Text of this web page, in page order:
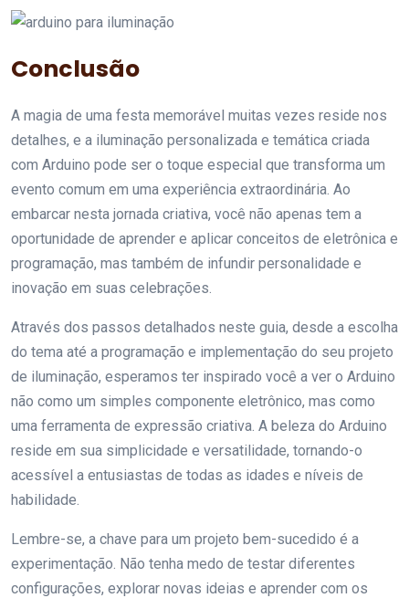
Conclusão
A magia de uma festa memorável muitas vezes reside nos
detalhes, e a iluminação personalizada e temática criada
com Arduino pode ser o toque especial que transforma um
evento comum em uma experiência extraordinária. Ao
embarcar nesta jornada criativa, você não apenas tem a
oportunidade de aprender e aplicar conceitos de eletrônica e
programação, mas também de infundir personalidade e
inovação em suas celebrações.
Através dos passos detalhados neste guia, desde a escolha
do tema até a programação e implementação do seu projeto
de iluminação, esperamos ter inspirado você a ver o Arduino
não como um simples componente eletrônico, mas como
uma ferramenta de expressão criativa. A beleza do Arduino
reside em sua simplicidade e versatilidade, tornando-o
acessível a entusiastas de todas as idades e níveis de
habilidade.
Lembre-se, a chave para um projeto bem-sucedido é a
experimentação. Não tenha medo de testar diferentes
configurações, explorar novas ideias e aprender com os